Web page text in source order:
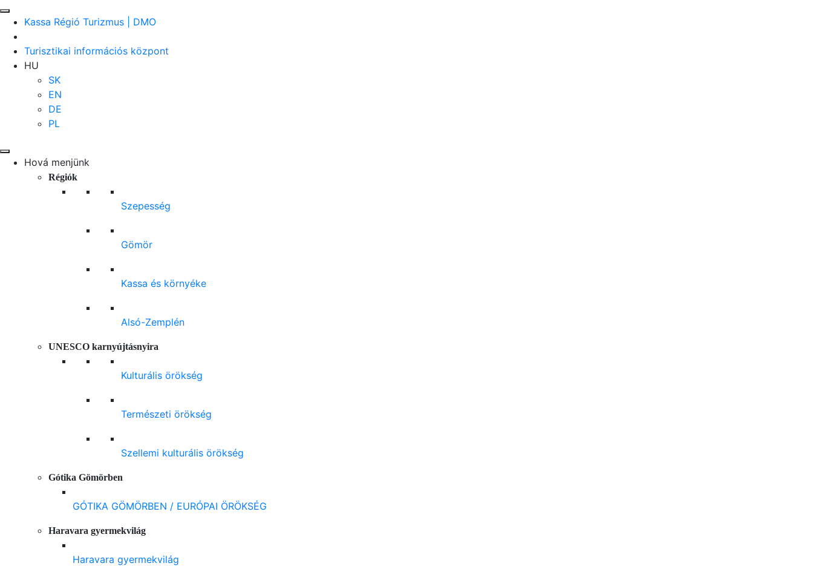
Kassa Régió Turizmus | DMO
Turisztikai információs központ
HU
SK
EN
DE
PL
Hová menjünk
Régiók
Szepesség
Gömör
Kassa és környéke
Alsó-Zemplén
UNESCO karnyújtásnyira
Kulturális örökség
Természeti örökség
Szellemi kulturális örökség
Gótika Gömörben
GÓTIKA GÖMÖRBEN / EURÓPAI ÖRÖKSÉG
Haravara gyermekvilág
Haravara gyermekvilág